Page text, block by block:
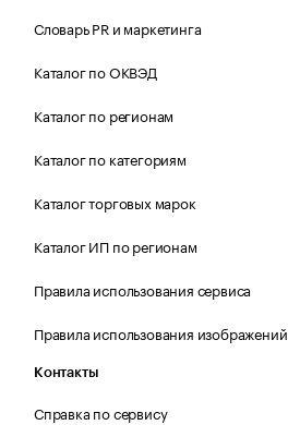
Словарь PR и маркетинга
Каталог по ОКВЭД
Каталог по регионам
Каталог по категориям
Каталог торговых марок
Каталог ИП по регионам
Правила использования сервиса
Правила использования изображений
Контакты
Справка по сервису